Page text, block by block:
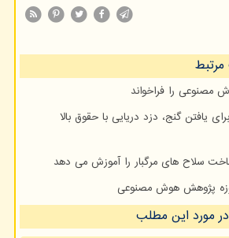
را فراخواند
گنج، دزد دریایی با حقوق بالا
سلاح های مرگبار را آموزش می دهد
پژوهش هوش مصنوعی
مورد این مطلب